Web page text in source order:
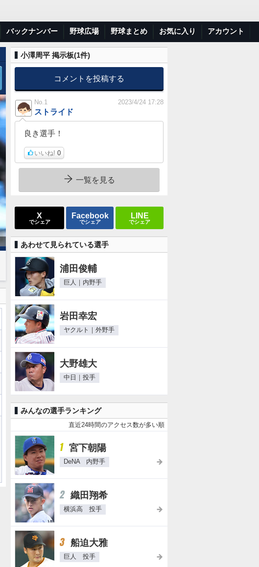
バックナンバー 野球広場 野球まとめ お気に入り アカウント
小澤周平 掲示板(1件)
コメントを投稿する
No.1 2023/4/24 17:28
ストライド
良き選手！
いいね! 0
一覧を見る
X
でシェア
Facebook
でシェア
LINE
でシェア
あわせて見られている選手
浦田俊輔
巨人｜内野手
岩田幸宏
ヤクルト｜外野手
大野雄大
中日｜投手
みんなの選手ランキング
直近24時間のアクセス数が多い順
1 宮下朝陽
DeNA 内野手
2 織田翔希
横浜高 投手
3 船迫大雅
巨人 投手